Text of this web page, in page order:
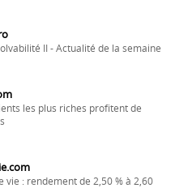
II - Actualité de la semaine
les plus riches profitent de
vie : rendement de 2,50 % à 2,60